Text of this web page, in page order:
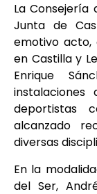
La Consejería
Junta de
emotivo
en Castilla y
Enrique
deportistas
alcanzado
diversas
En la
del Ser,